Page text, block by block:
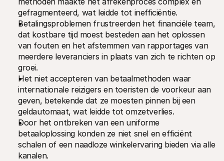
gefragmenteerd, wat leidde tot inefficiëntie.
Betalingsproblemen frustreerden het financiële team,
dat kostbare tijd moest besteden aan het oplossen
van fouten en het afstemmen van rapportages van
meerdere leveranciers in plaats van zich te richten op
groei.
Het niet accepteren van betaalmethoden waar
internationale reizigers en toeristen de voorkeur aan
geven, betekende dat ze moesten pinnen bij een
geldautomaat, wat leidde tot omzetverlies.
Door het ontbreken van een uniforme
betaaloplossing konden ze niet snel en efficiënt
schalen of een naadloze winkelervaring bieden via alle
kanalen.